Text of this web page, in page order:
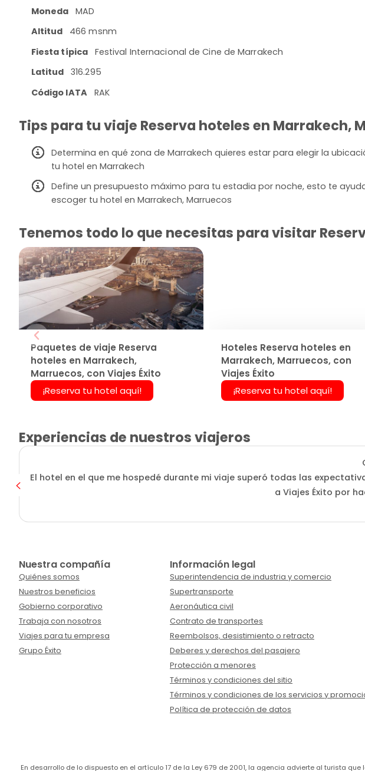
Moneda MAD
Altitud
466 msnm
Fiesta típica Festival Internacional de Cine de Marrakech
Latitud
316.295
Código IATA
RAK
Tips para tu viaje Reserva hoteles en Marrakech,
Determina en qué zona de Marrakech quieres estar para elegir la
tu hotel en Marrakech
Define un presupuesto máximo para tu estadia por noche, esto te
escoger tu hotel en Marrakech, Marruecos
Tenemos todo lo que necesitas para visitar
Paquetes de viaje Reserva
hoteles en Marrakech,
Marruecos, con Viajes Éxito
¡Reserva tu hotel aquí!
Hoteles Reserva hoteles en
Marrakech, Marruecos, con
Viajes Éxito
¡Reserva tu hotel aquí!
Experiencias de nuestros viajeros
El hotel en el que me hospedé durante mi viaje superó todas las
a Viajes Éxito por
Nuestra compañía
Quiénes somos
Nuestros beneficios
Gobierno corporativo
Trabaja con nosotros
Viajes para tu empresa
Grupo Éxito
Información legal
Superintendencia de industria y comercio
Supertransporte
Aeronáutica civil
Contrato de transportes
Reembolsos, desistimiento o retracto
Deberes y derechos del pasajero
Protección a menores
Términos y condiciones del sitio
Términos y condiciones de los servicios y
Política de protección de datos
En desarrollo de lo dispuesto en el artículo 17 de la Ley 679 de 2001, la agencia advierte al turista